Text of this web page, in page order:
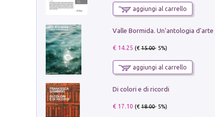
aggiungi al carrello
Valle Bormida. Un'antologia d'arte
€ 14.25 (€15.00- 5%)
aggiungi al carrello
Di colori e di ricordi
€ 17.10 (€18.00- 5%)